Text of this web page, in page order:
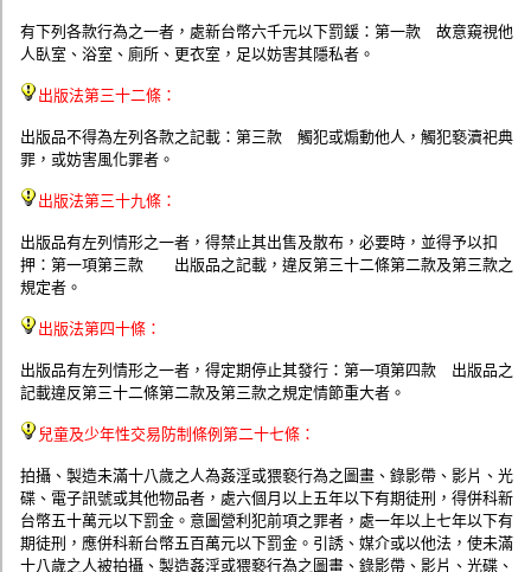
有下列各款行為之一者，處新台幣六千元以下罰鍰：第一款 故意窺視他
人臥室、浴室、廁所、更衣室，足以妨害其隱私者。
出版法第三十二條：
出版品不得為左列各款之記載：第三款 觸犯或煽動他人，觸犯褻瀆祀典
罪，或妨害風化罪者。
出版法第三十九條：
出版品有左列情形之一者，得禁止其出售及散布，必要時，並得予以扣
押：第一項第三款 出版品之記載，違反第三十二條第二款及第三款之
規定者。
出版法第四十條：
出版品有左列情形之一者，得定期停止其發行：第一項第四款 出版品之
記載違反第三十二條第二款及第三款之規定情節重大者。
兒童及少年性交易防制條例第二十七條：
拍攝、製造未滿十八歲之人為姦淫或猥褻行為之圖畫、錄影帶、影片、光
碟、電子訊號或其他物品者，處六個月以上五年以下有期徒刑，得併科新
台幣五十萬元以下罰金。意圖營利犯前項之罪者，處一年以上七年以下有
期徒刑，應併科新台幣五百萬元以下罰金。引誘、媒介或以他法，使未滿
十八歲之人被拍攝、製造姦淫或猥褻行為之圖畫、錄影帶、影片、光碟、